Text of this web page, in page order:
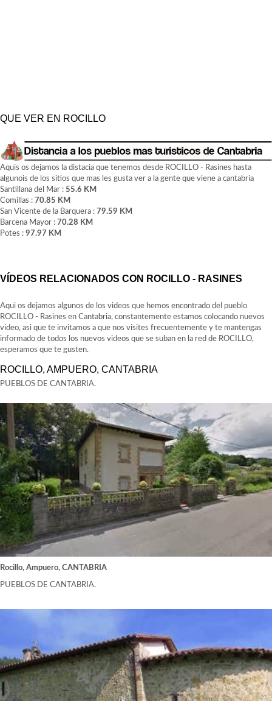
QUE VER EN ROCILLO
Aquis os dejamos la distacia que tenemos desde ROCILLO - Rasines hasta
algunois de los sitios que mas les gusta ver a la gente que viene a cantabria
Santillana del Mar : 55.6 KM
Comillas : 70.85 KM
San Vicente de la Barquera : 79.59 KM
Barcena Mayor : 70.28 KM
Potes : 97.97 KM
VÍDEOS RELACIONADOS CON ROCILLO - RASINES
Aqui os dejamos algunos de los videos que hemos encontrado del pueblo
ROCILLO - Rasines en Cantabria, constantemente estamos colocando nuevos
video, asi que te invitamos a que nos visites frecuentemente y te mantengas
informado de todos los nuevos videos que se suban en la red de ROCILLO,
esperamos que te gusten.
ROCILLO, AMPUERO, CANTABRIA
PUEBLOS DE CANTABRIA.
Rocillo, Ampuero, CANTABRIA
PUEBLOS DE CANTABRIA.